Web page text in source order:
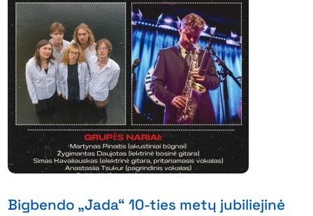
Bigbendo „Jada“ 10-ties metų jubiliejinė